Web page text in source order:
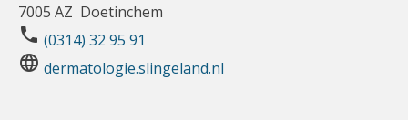
7005 AZ Doetinchem
phone (0314) 32 95 91
language dermatologie.slingeland.nl